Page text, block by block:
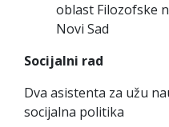
oblast Filozofske
Novi Sad
Socijalni rad
Dva asistenta za užu
socijalna politika